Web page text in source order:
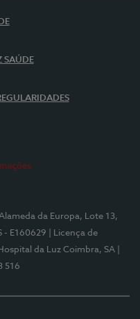
SAÚDE
Alameda da Europa, Lote 13,
- E160629
| Licença de
Hospital da Luz Coimbra, SA
516